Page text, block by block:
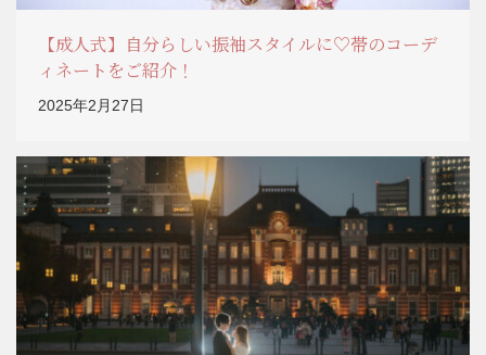
【成人式】自分らしい振袖スタイルに♡帯のコーデ
ィネートをご紹介！
2025年2月27日